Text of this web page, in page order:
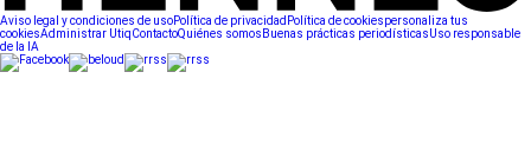
Aviso legal y condiciones de usoPolítica de privacidad Política de cookiespersonaliza tus
cookiesAdministrar UtiqContactoQuiénes somos Buenas prácticas periodísticasUso responsable
de la IA